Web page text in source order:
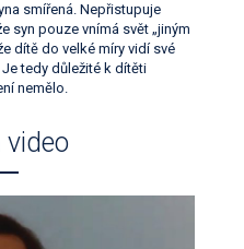
smířená. Nepřistupuje
syn pouze vnímá svět „jiným
dítě do velké míry vidí své
tedy důležité k dítěti
nemělo.
video